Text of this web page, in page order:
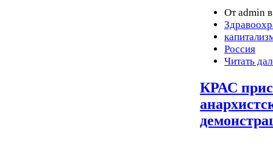
От admin
Россия
Читать
КРАС